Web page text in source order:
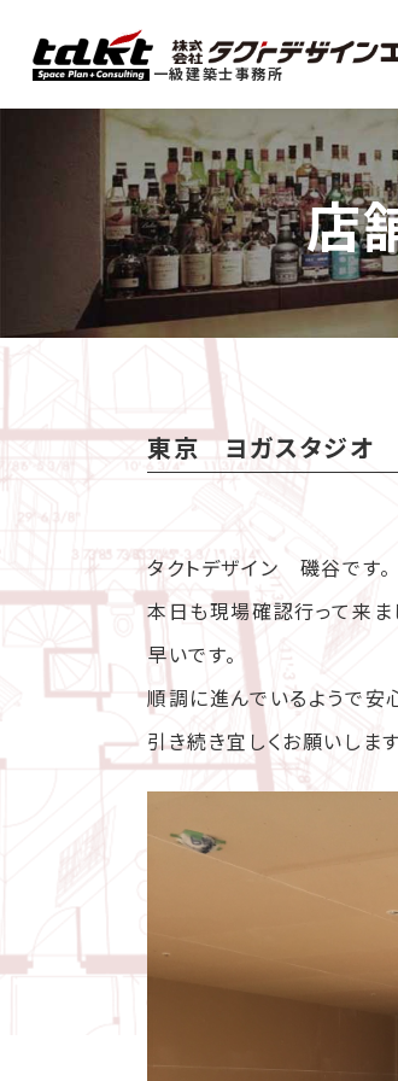
一級建築士事務所
店
東京 ヨガスタジオ
タクトデザイン 磯谷です。
本日も現場確認行って来ま
早いです。
順調に進んでいるようで安
引き続き宜しくお願いします